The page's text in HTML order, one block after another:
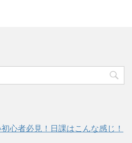
心者必見！日課はこんな感じ！